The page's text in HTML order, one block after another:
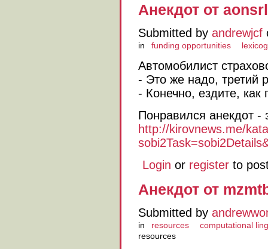
Анекдот от aonsrl
Submitted by andrewjcf
in funding opportunities
Автомобилист
- Это же надо, третий
- Конечно, ездите, как
Понравился анекдот -
http://kirovnews.me/
Login or register to
Анекдот от
Submitted by
in resources
computational
resources